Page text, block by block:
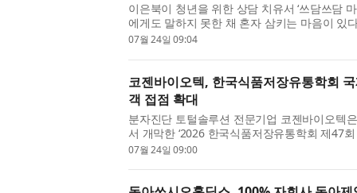
이은북이 청년을 위한 상담 치유서 ‘쓰담쓰담
에게도 말하지 못한 채 혼자 삼키는 마음이 있
내기 어려운 사람, 죽고 싶다는 생각과 살고 싶
07월 24일 09:04
코젠바이오텍, 한국식품저장유통학회
객 접점 확대
분자진단 토털솔루션 전문기업 코젠바이오텍
서 개막한 ‘2026 한국식품저장유통학회 제47
식품 미생물 검사부터 식품 원료 진위 판별, 알
07월 24일 09:00